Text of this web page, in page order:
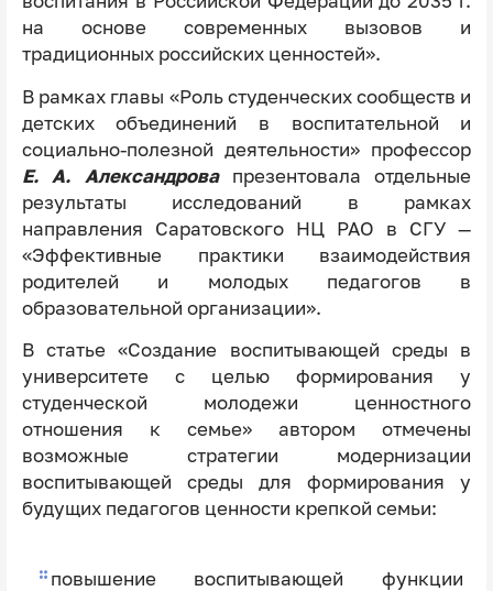
на основе современных вызовов и
традиционных российских ценностей».
В рамках главы «Роль студенческих сообществ и
детских объединений в воспитательной и
социально-полезной деятельности» профессор
Е. А. Александровапрезентовала отдельные
результаты исследований в рамках
направления Саратовского НЦ РАО в СГУ —
«Эффективные практики взаимодействия
родителей и молодых педагогов в
образовательной организации».
В статье «Создание воспитывающей среды в
университете с целью формирования у
студенческой молодежи ценностного
отношения к семье» автором отмечены
возможные стратегии модернизации
воспитывающей среды для формирования у
будущих педагогов ценности крепкой семьи:
повышение воспитывающей функции